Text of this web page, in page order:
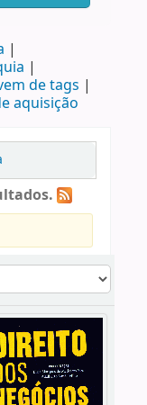
de tags
aquisição